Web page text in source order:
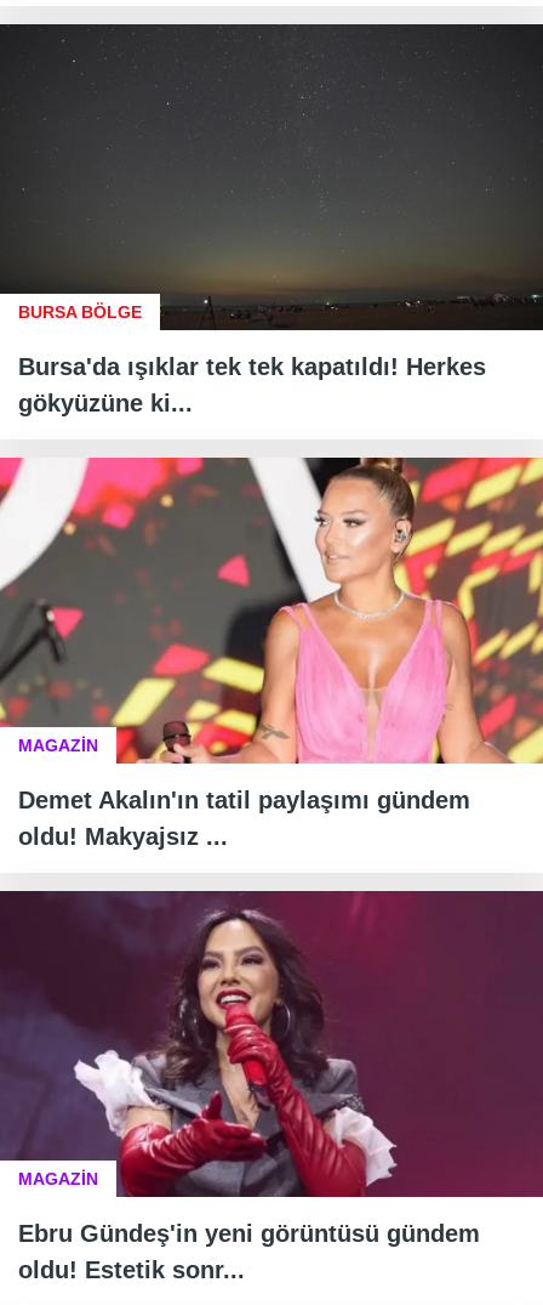
BURSA BÖLGE
Bursa'da ışıklar tek tek kapatıldı! Herkes
gökyüzüne ki...
MAGAZİN
Demet Akalın'ın tatil paylaşımı gündem
oldu! Makyajsız ...
MAGAZİN
Ebru Gündeş'in yeni görüntüsü gündem
oldu! Estetik sonr...